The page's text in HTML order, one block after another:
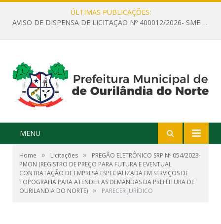
ÚLTIMAS PUBLICAÇÕES:
AVISO DE DISPENSA DE LICITAÇÃO Nº 400012/2026- SME – CONTRATAÇÃO DE EMPRESA ESPECIALIZADA PARA LOCAÇÃO DE ÔNIBUS EXECUTIVO COM CAPACIDADE DE 60 (SESSENTA) POLTRONAS, PARA TRANSPORTAR PROFESSORES RESPONSÁVEIS E ALUNOS PARA BRASÍLIA, COM SAÍDA DIA 10/08/2026 E RETORNO DIA 14/08/2026
MENU
Home » Licitações »
PREGÃO ELETRÔNICO SRP Nº 054/2023-
PMON (REGISTRO DE PREÇO PARA FUTURA E EVENTUAL
CONTRATAÇÃO DE EMPRESA ESPECIALIZADA EM SERVIÇOS DE
TOPOGRAFIA PARA ATENDER AS DEMANDAS DA PREFEITURA DE
OURILANDIA DO NORTE) » PARECER JURÍDICO